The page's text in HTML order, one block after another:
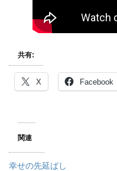
共有:
X Facebook
関連
幸せの先延ばし